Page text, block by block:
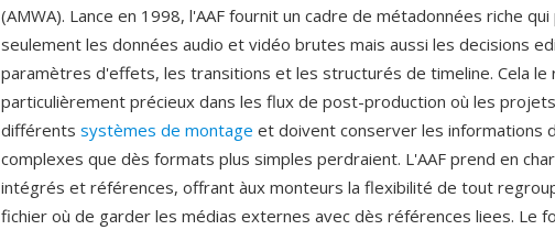
(AMWA). Lance en 1998, l'AAF fournit un cadre de métadonnées riche
seulement les données audio et vidéo brutes mais aussi les decisions
paramètres d'effets, les transitions et les structurés de timeline. Cela le
particulièrement précieux dans les flux de post-production où les
différents systèmes de montage et doivent conserver les informations
complexes que dès formats plus simples perdraient. L'AAF prend en
intégrés et références, offrant àux monteurs la flexibilité de tout
fichier où de garder les médias externes avec dès références liees. Le